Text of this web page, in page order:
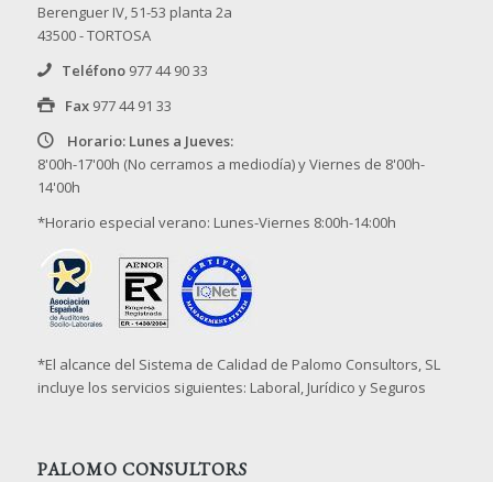
Berenguer IV, 51-53 planta 2a
43500 - TORTOSA
Teléfono 977 44 90 33
Fax 977 44 91 33
Horario: Lunes a Jueves:
8'00h-17'00h (No cerramos a mediodía) y Viernes de 8'00h-
14'00h
*Horario especial verano: Lunes-Viernes 8:00h-14:00h
*El alcance del Sistema de Calidad de Palomo Consultors, SL
incluye los servicios siguientes: Laboral, Jurídico y Seguros
PALOMO CONSULTORS